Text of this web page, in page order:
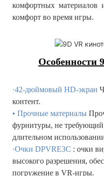
комфортных материалов
комфорт во время игры.
Особенности
·42-дюймовый HD-экран
контент.
• Прочные материалы
фурнитуры, не требующий
длительном
·Очки DPVRE3C : очки
высокого разрешения,
погружение в VR-игры.